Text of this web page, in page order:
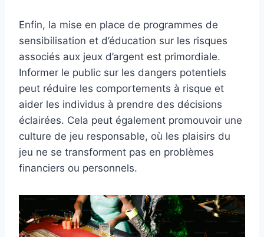
Enfin, la mise en place de programmes de
sensibilisation et d’éducation sur les risques
associés aux jeux d’argent est primordiale.
Informer le public sur les dangers potentiels
peut réduire les comportements à risque et
aider les individus à prendre des décisions
éclairées. Cela peut également promouvoir une
culture de jeu responsable, où les plaisirs du
jeu ne se transforment pas en problèmes
financiers ou personnels.